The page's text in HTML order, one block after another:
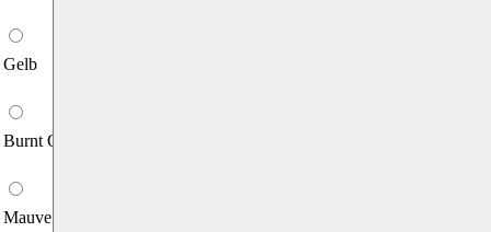
Gelb
Burnt Orange
Mauve